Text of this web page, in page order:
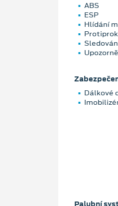
ABS
ESP
Hlídání
Dálkové
Palubní